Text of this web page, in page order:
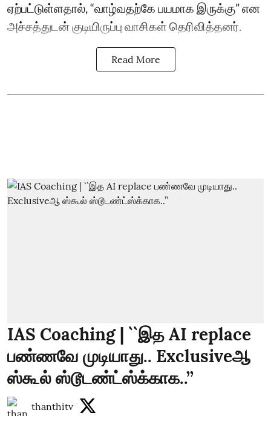
ஏற்பட்டுள்ளதால், “வாழ்வதற்கே பயமாக இருக்கு” என
அச்சத்துடன் குடியிருப்பு வாசிகள் தெரிவித்தனர்.
Read More
IAS Coaching | ``இத AI replace
பண்ணவே முடியாது.. Exclusiveஆ
ஸ்கூல் ஸ்டூடண்ட்ஸ்க்காக..’’
thanthitv